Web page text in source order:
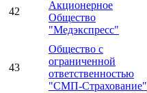
42
Акционерное
Общество
"Медэкспресс"
43
Общество с
ограниченной
ответственностью
"СМП-Страхование"